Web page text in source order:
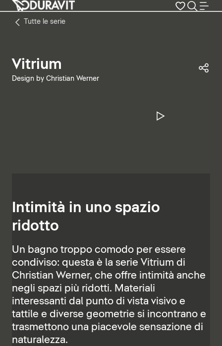
Tutte le serie
Vitrium
Design by Christian Werner
Metti in
Intimità in uno spazio
ridotto
Un bagno troppo comodo per essere
condiviso: questa è la serie Vitrium di
Christian Werner, che offre intimità anche
negli spazi più ridotti. Materiali
interessanti dal punto di vista visivo e
tattile e diverse geometrie si incontrano e
trasmettono una piacevole sensazione di
naturalezza.